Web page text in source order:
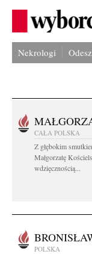
Nekrologi
CAŁA POLSKA
Z głębokim
Małgorzatę
wdzięcznością...
POLSKA